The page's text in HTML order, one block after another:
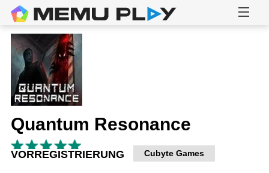
Quantum Resonance
VORREGISTRIERUNG Cubyte Games